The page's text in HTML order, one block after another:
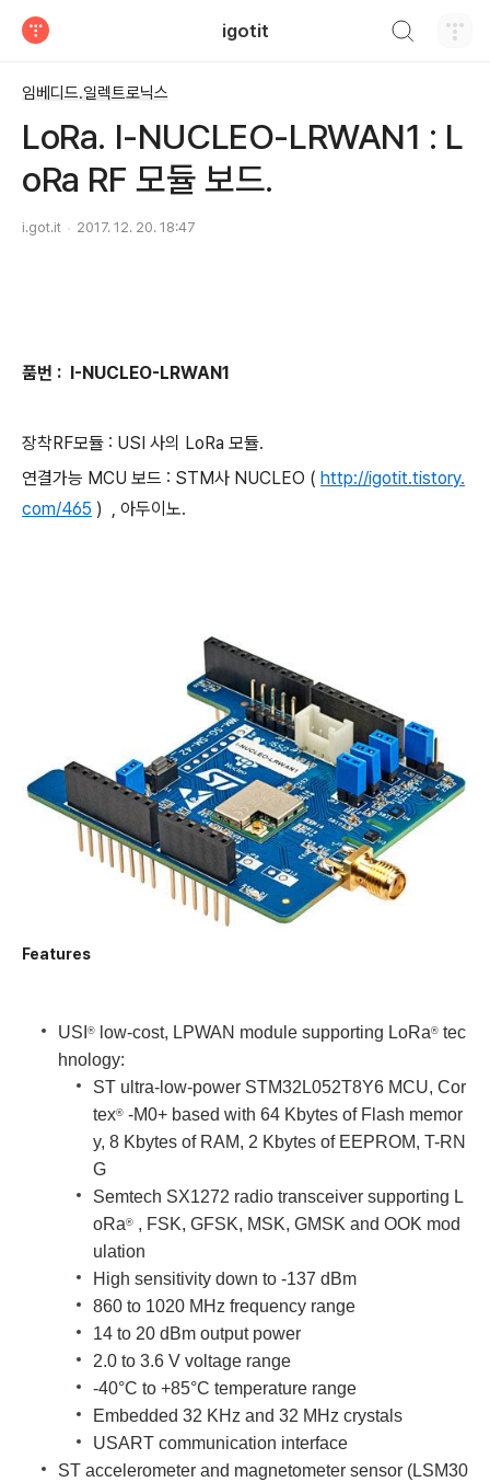
igotit
임베디드.일렉트로닉스
LoRa. I-NUCLEO-LRWAN1 : L
oRa RF 모듈 보드.
i.got.it 2017. 12. 20. 18:47
품번 : I-NUCLEO-LRWAN1
장착RF모듈 : USI 사의 LoRa 모듈.
연결가능 MCU 보드 : STM사 NUCLEO ( http://igotit.tistory.
com/465 ) , 아두이노.
Features
USI ®low-cost, LPWAN module supporting LoRa®tec
hnology:
ST ultra-low-power STM32L052T8Y6 MCU, Cor
tex® -M0+ based with 64 Kbytes of Flash memor
y, 8 Kbytes of RAM, 2 Kbytes of EEPROM, T-RN
G
Semtech SX1272 radio transceiver supporting L
oRa® , FSK, GFSK, MSK, GMSK and OOK mod
ulation
High sensitivity down to -137 dBm
860 to 1020 MHz frequency range
14 to 20 dBm output power
2.0 to 3.6 V voltage range
-40°C to +85°C temperature range
Embedded 32 KHz and 32 MHz crystals
USART communication interface
ST accelerometer and magnetometer sensor (LSM30